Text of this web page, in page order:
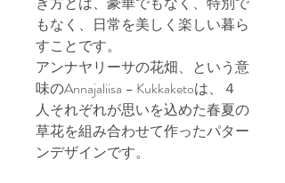
もなく、日常を美しく楽しい暮ら
すことです。
アンナヤリーサの花畑、という意
味のAnnajaliisa – Kukkaketoは、４
人それぞれが思いを込めた春夏の
草花を組み合わせて作ったパター
ンデザインです。